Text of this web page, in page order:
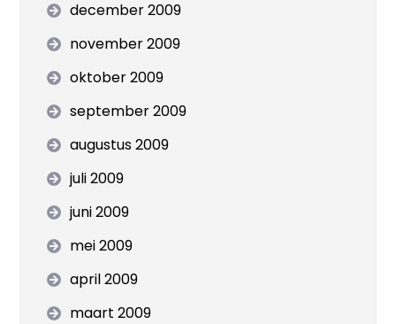
december 2009
november 2009
oktober 2009
september 2009
augustus 2009
juli 2009
juni 2009
mei 2009
april 2009
maart 2009